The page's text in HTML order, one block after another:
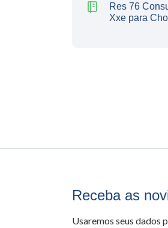
Res 76
Xxe para Cho
Receba as
Usaremos seus dados